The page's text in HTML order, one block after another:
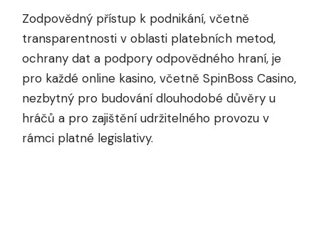
Zodpovědný přístup k podnikání, včetně
transparentnosti v oblasti platebních metod,
ochrany dat a podpory odpovědného hraní, je
pro každé online kasino, včetně SpinBoss Casino,
nezbytný pro budování dlouhodobé důvěry u
hráčů a pro zajištění udržitelného provozu v
rámci platné legislativy.